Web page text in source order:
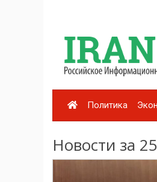
Политика
Новости за